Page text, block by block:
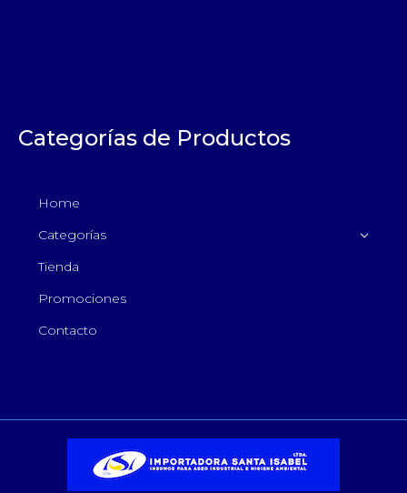
Categorías de Productos
Home
Categorías
Tienda
Promociones
Contacto